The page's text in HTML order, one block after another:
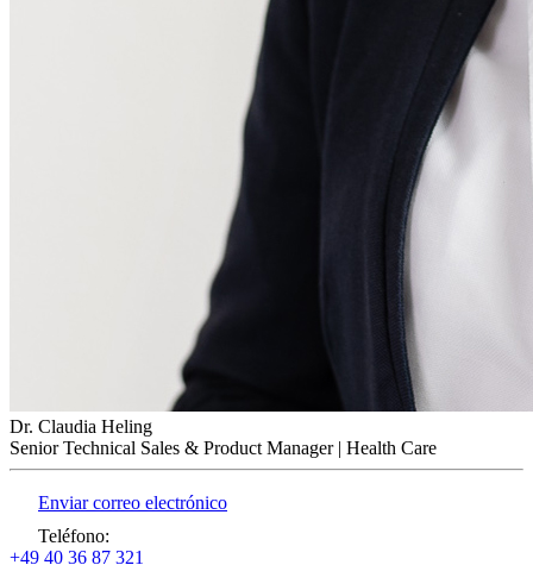
Dr. Claudia Heling
Senior Technical Sales & Product Manager | Health Care
Enviar correo electrónico
Teléfono:
+49 40 36 87 321